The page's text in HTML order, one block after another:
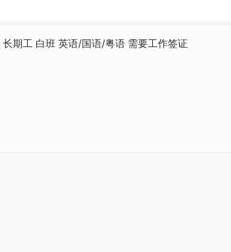
长期工 白班 英语/国语/粤语 需要工作签证